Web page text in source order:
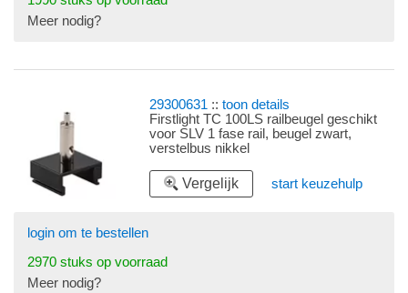
Meer nodig?
29300631 ::toon details
Firstlight TC 100LS railbeugel geschikt
voor SLV 1 fase rail, beugel zwart,
verstelbus nikkel
Vergelijk start keuzehulp
login om te bestellen
2970 stuks op voorraad
Meer nodig?